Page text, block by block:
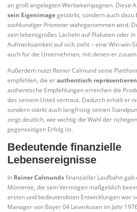
an groß angelegten Werbekampagnen. Diese
sein Eigenimagegestärkt, sondern auch dazu
sachkundiger Promoterwahrgenommen wird.
sein lebensgroßes Lächeln auf Plakaten oder
Aufmerksamkeit auf sich zieht – eine Win-win-
auch für die Unternehmen, mit denen er
Außerdem nutzt Reiner Calmund seine
empfehlen, die erauthentisch
authentische Empfehlungen erreichen die
das seinem Urteil vertraut. Dadurch erhält er
sondern stärkt auch langfristig seinen
zeigt deutlich, wie wichtig die Wahl der
gegenseitigen Erfolg ist.
Bedeutende finanzielle
Lebensereignisse
In Reiner Calmundsfinanzieller Laufbahn
Momente, die sein Vermögen maßgeblich
ersten und bedeutendsten Entwicklungen war
Manager von Bayer 04 Leverkusen im Jahr